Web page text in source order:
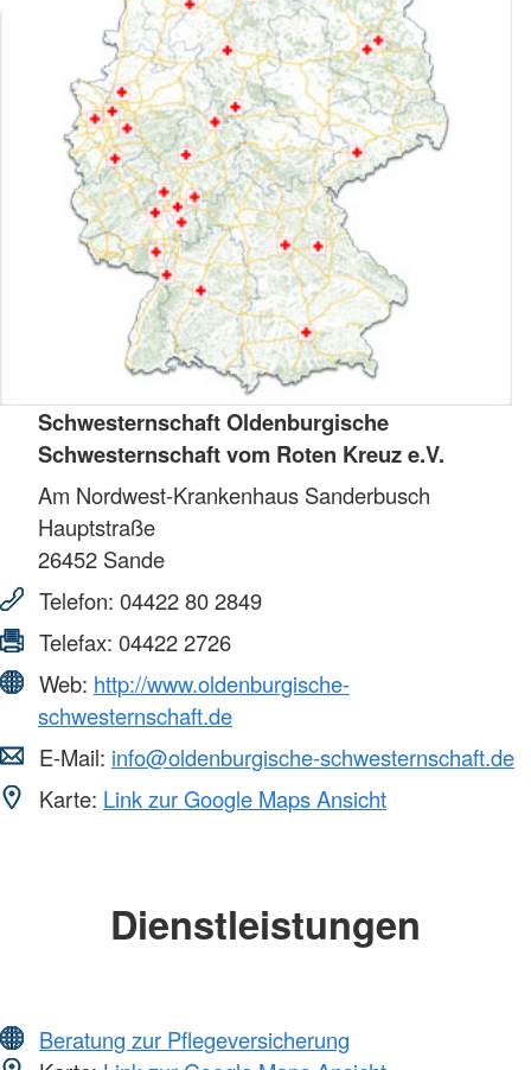
Schwesternschaft Oldenburgische
Schwesternschaft vom Roten Kreuz e.V.
Am Nordwest-Krankenhaus Sanderbusch
Hauptstraße
26452 Sande
Telefon: 04422 80 2849
Telefax: 04422 2726
Web: http://www.oldenburgische-
schwesternschaft.de
E-Mail: info@oldenburgische-schwesternschaft.de
Karte: Link zur Google Maps Ansicht
Dienstleistungen
Beratung zur Pflegeversicherung